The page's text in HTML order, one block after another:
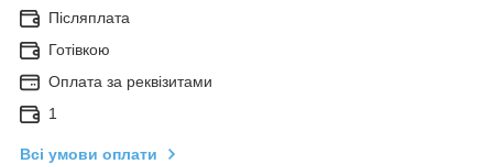
Післяплата
Готівкою
Оплата за реквізитами
1
Всі умови оплати